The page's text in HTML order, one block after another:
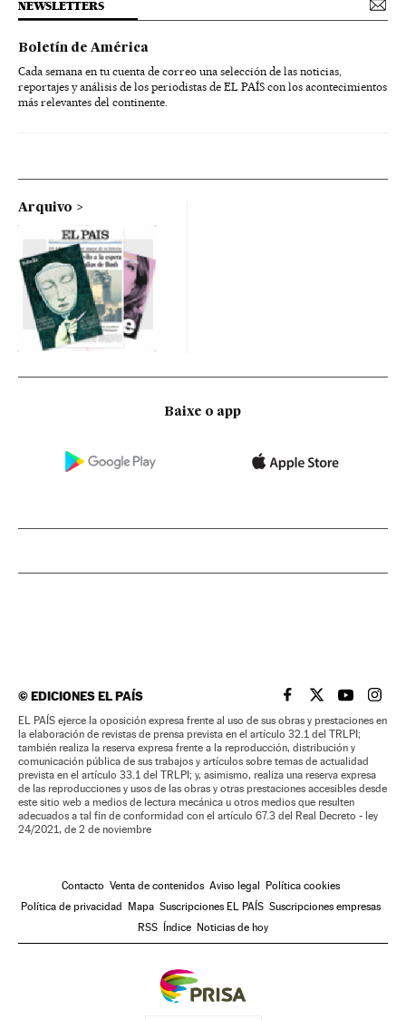
NEWSLETTERS
Boletín de América
Cada semana en tu cuenta de correo una selección de las noticias,
reportajes y análisis de los periodistas de EL PAÍS con los acontecimientos
más relevantes del continente.
Arquivo
Baixe o app
©EDICIONES EL PAÍS EL PAÍS BRASIL EN
EL PAÍSEL PAÍS
EL
EL PAÍS ejerce la oposición expresa frente al uso de sus obras y prestaciones en
la elaboración de revistas de prensa prevista en el artículo 32.1 del TRLPI;
también realiza la reserva expresa frente a la reproducción, distribución y
comunicación pública de sus trabajos y artículos sobre temas de actualidad
prevista en el artículo 33.1 del TRLPI; y, asimismo, realiza una reserva expresa
de las reproducciones y usos de las obras y otras prestaciones accesibles desde
este sitio web a medios de lectura mecánica u otros medios que resulten
adecuados a tal fin de conformidad con el artículo 67.3 del Real Decreto - ley
24/2021, de 2 de noviembre
Contacto Venta de contenidos Aviso legal
Política cookies
Política de privacidad
Mapa Suscripciones EL PAÍS Suscripciones empresas
RSS
Índice Noticias de hoy